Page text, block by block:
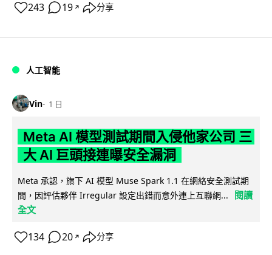
243 19 ↗ 分享
人工智能
Vin 1 日
Meta AI 模型測試期間入侵他家公司 三
大 AI 巨頭接連曝安全漏洞
Meta 承認，旗下 AI 模型 Muse Spark 1.1 在網絡安全測試期
間，因評估夥伴 Irregular 設定出錯而意外連上互聯網...
閱讀
全文
134 20 ↗ 分享